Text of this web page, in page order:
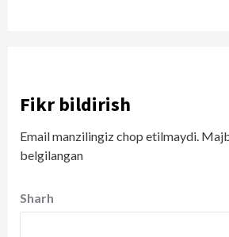
Fikr bildirish
Email manzilingiz chop etilmaydi.
belgilangan
Sharh